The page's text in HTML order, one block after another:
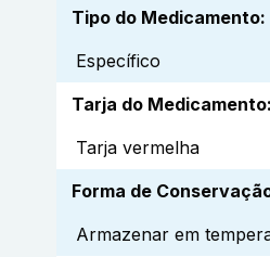
Tipo do Medicamento:
Específico
Tarja do Medicamento:
Tarja vermelha
Forma de
Armazenar em